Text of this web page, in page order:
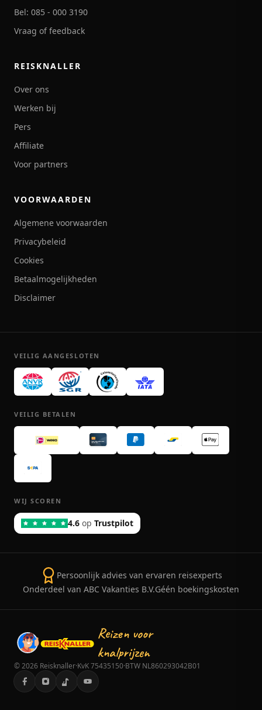
Bel: 085 - 000 3190
Vraag of feedback
REISKNALLER
Over ons
Werken bij
Pers
Affiliate
Voor partners
VOORWAARDEN
Algemene voorwaarden
Privacybeleid
Cookies
Betaalmogelijkheden
Disclaimer
VEILIG AANGESLOTEN
VEILIG BETALEN
WIJ SCOREN
4.6 op Trustpilot
Persoonlijk advies van ervaren reisexperts
Onderdeel van ABC Vakanties B.V.Géén boekingskosten
Reizen voor
knalprijzen
©2026 Reisknaller·KvK 75435150·BTW NL860293042B01